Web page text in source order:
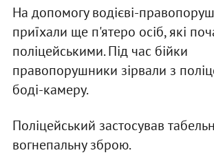
На допомогу водієві-
приїхали ще п'ятеро осіб, які
поліцейськими. Під час бійки
правопорушники зірвали з
боді-камеру.
Поліцейський застосував
вогнепальну зброю.